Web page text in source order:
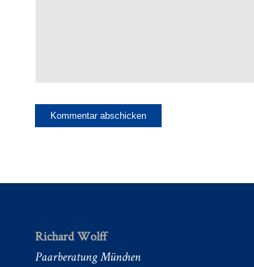
Richard Wolff
Paarberatung München